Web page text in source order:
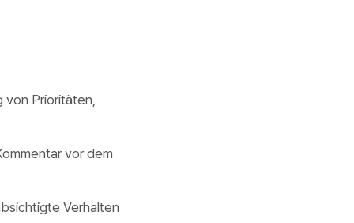
von Prioritäten,
vor dem
Verhalten